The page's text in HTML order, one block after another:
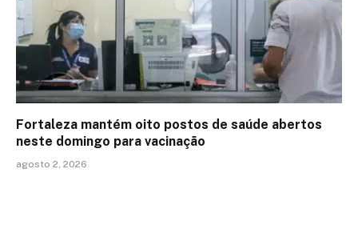
Fortaleza mantém oito postos de saúde abertos
neste domingo para vacinação
agosto 2, 2026